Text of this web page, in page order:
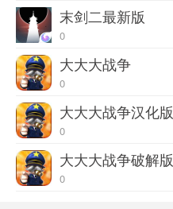
显足智多谋。末剑二最新版
0
大大大战争
0
大大大战争汉化版
0
大大大战争破解版
0